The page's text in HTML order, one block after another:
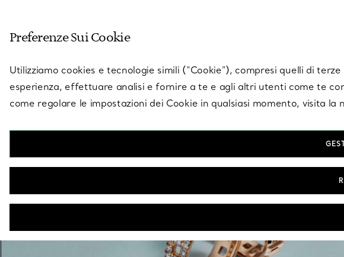
Preferenze Sui Cookie
Utilizziamo cookies e tecnologie simili (“Cookie”), compresi quelli di
esperienza, effettuare analisi e fornire a te e agli altri utenti come te
come regolare le impostazioni dei Cookie in qualsiasi momento, visita la